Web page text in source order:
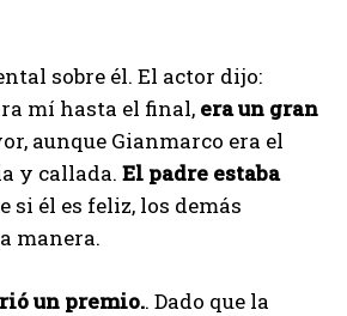
sobre él. El actor dijo:
mí hasta el final, era un gran
aunque Gianmarco era el
y callada. El padre estaba
si él es feliz, los demás
manera.
un premio.. Dado que la